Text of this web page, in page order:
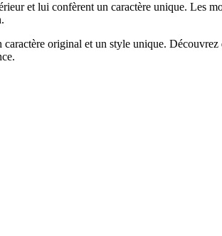
et lui confèrent un caractère unique. Les
original et un style unique. Découvrez